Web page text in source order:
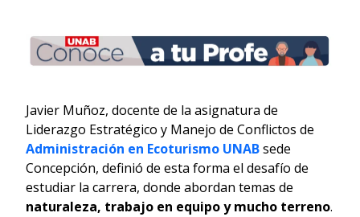
Javier Muñoz, docente de la asignatura de
Liderazgo Estratégico y Manejo de Conflictos de
Administración en Ecoturismo UNABsede
Concepción, definió de esta forma el desafío de
estudiar la carrera, donde abordan temas de
naturaleza, trabajo en equipo y mucho terreno.